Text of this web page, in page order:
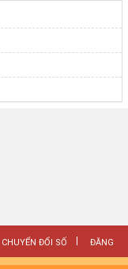
CHUYỂN ĐỔI SỐ ĐĂNG